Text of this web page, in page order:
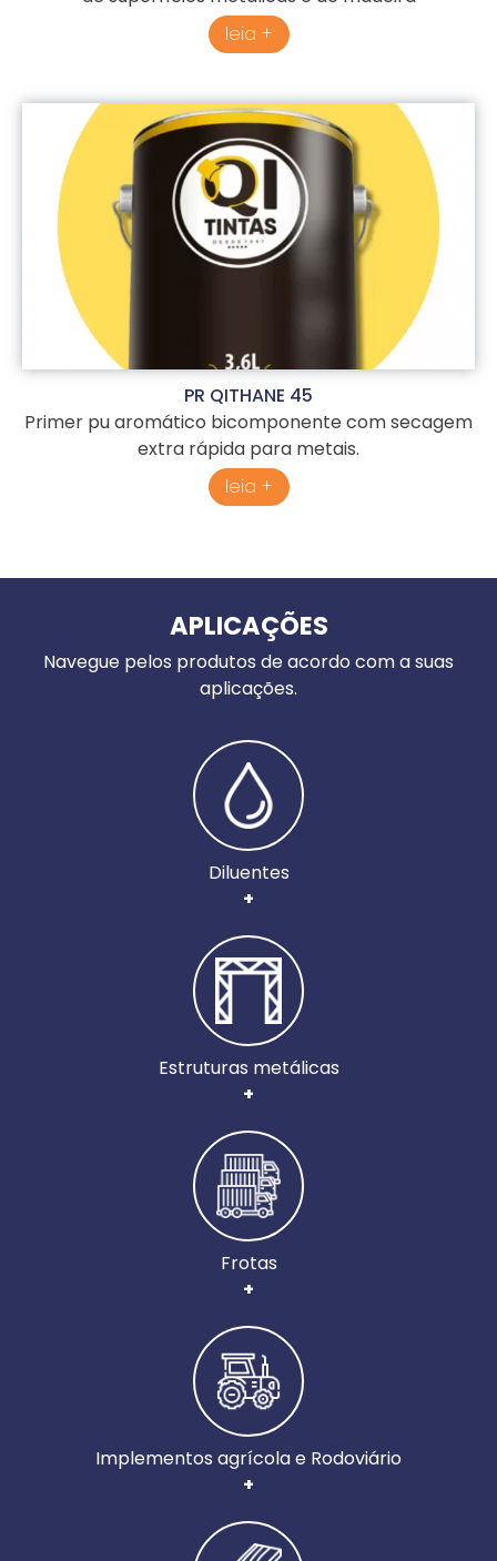
leia +
PR QITHANE 45
Primer pu aromático bicomponente com secagem
extra rápida para metais.
leia +
APLICAÇÕES
Navegue pelos produtos de acordo com a suas
aplicações.
Diluentes
+
Estruturas metálicas
+
Frotas
+
Implementos agrícola e Rodoviário
+